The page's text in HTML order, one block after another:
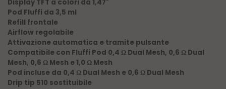
Display TFT a colori da 1,47"
Pod Fluffi da 3,5 ml
Refill frontale
Airflow regolabile
Attivazione automatica e tramite pulsante
Compatibile con Fluffi Pod 0,4 Ω Dual Mesh, 0,6 Ω Dual
Mesh, 0,6 Ω Mesh e 1,0 Ω Mesh
Pod incluse da 0,4 Ω Dual Mesh e 0,6 Ω Dual Mesh
Drip tip 510 sostituibile